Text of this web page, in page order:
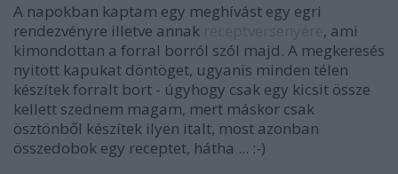
A napokban kaptam egy meghívást egy egri
rendezvényre illetve annak
, ami
kimondottan a forral borról szól majd. A megkeresés
nyitott kapukat döntöget, ugyanis minden télen
készítek forralt bort - úgyhogy csak egy kicsit össze
kellett szednem magam, mert máskor csak
ösztönből készítek ilyen italt, most azonban
összedobok egy receptet, hátha ... :-)